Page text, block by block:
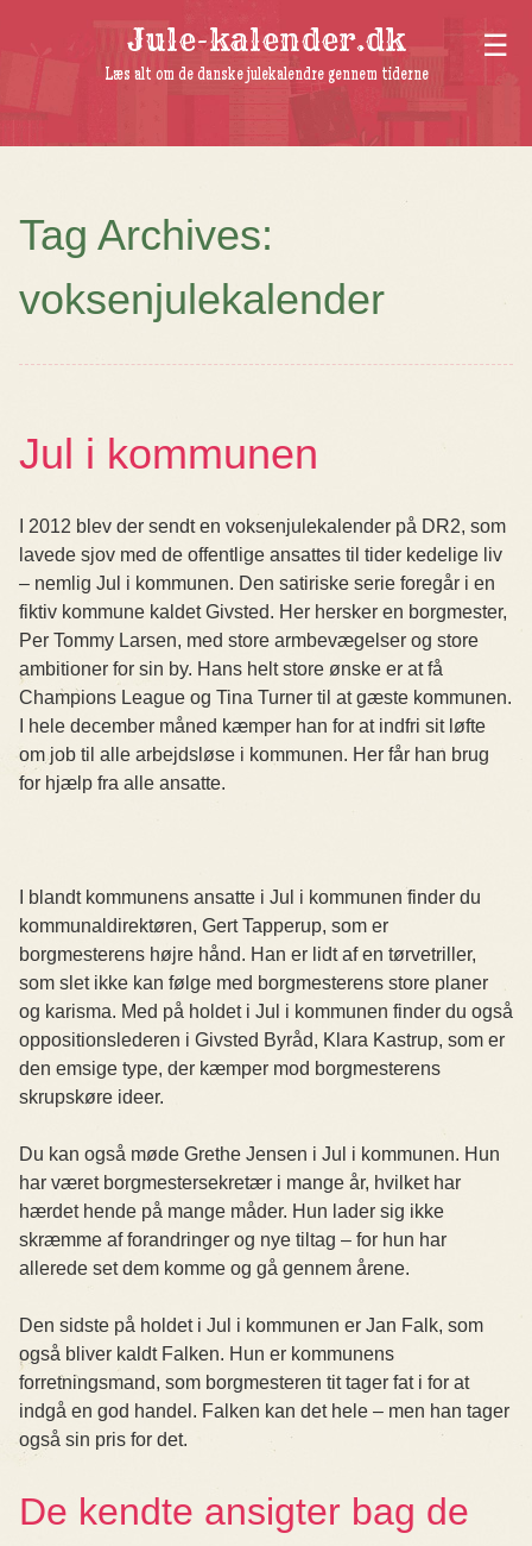
Jule-kalender.dk
Læs alt om de danske julekalendre gennem tiderne
Tag Archives:
voksenjulekalender
Jul i kommunen
I 2012 blev der sendt en voksenjulekalender på DR2, som
lavede sjov med de offentlige ansattes til tider kedelige liv
– nemlig Jul i kommunen. Den satiriske serie foregår i en
fiktiv kommune kaldet Givsted. Her hersker en borgmester,
Per Tommy Larsen, med store armbevægelser og store
ambitioner for sin by. Hans helt store ønske er at få
Champions League og Tina Turner til at gæste kommunen.
I hele december måned kæmper han for at indfri sit løfte
om job til alle arbejdsløse i kommunen. Her får han brug
for hjælp fra alle ansatte.
I blandt kommunens ansatte i Jul i kommunen finder du
kommunaldirektøren, Gert Tapperup, som er
borgmesterens højre hånd. Han er lidt af en tørvetriller,
som slet ikke kan følge med borgmesterens store planer
og karisma. Med på holdet i Jul i kommunen finder du også
oppositionslederen i Givsted Byråd, Klara Kastrup, som er
den emsige type, der kæmper mod borgmesterens
skrupskøre ideer.
Du kan også møde Grethe Jensen i Jul i kommunen. Hun
har været borgmestersekretær i mange år, hvilket har
hærdet hende på mange måder. Hun lader sig ikke
skræmme af forandringer og nye tiltag – for hun har
allerede set dem komme og gå gennem årene.
Den sidste på holdet i Jul i kommunen er Jan Falk, som
også bliver kaldt Falken. Hun er kommunens
forretningsmand, som borgmesteren tit tager fat i for at
indgå en god handel. Falken kan det hele – men han tager
også sin pris for det.
De kendte ansigter bag de